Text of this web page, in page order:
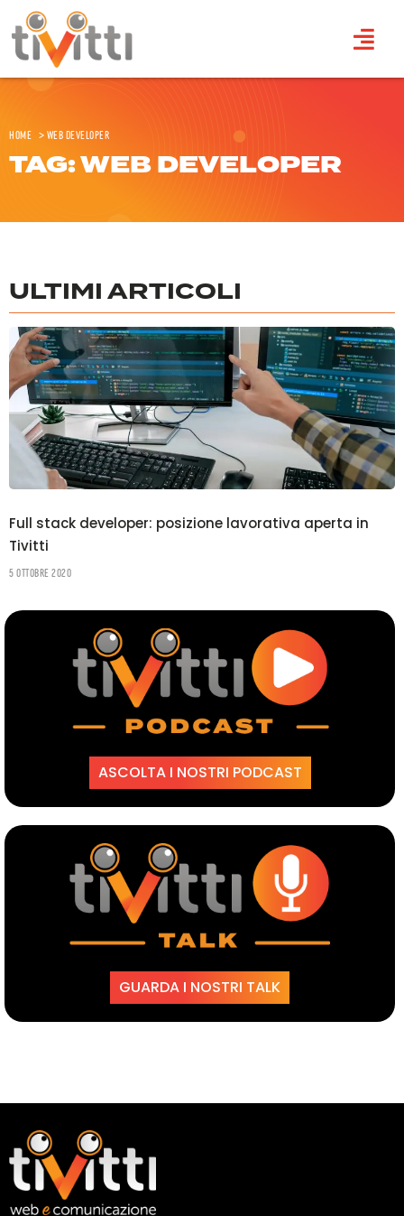
Home >web developer
TAG: WEB DEVELOPER
ULTIMI ARTICOLI
Full stack developer: posizione lavorativa aperta in
Tivitti
5 Ottobre 2020
ASCOLTA I NOSTRI PODCAST
GUARDA I NOSTRI TALK